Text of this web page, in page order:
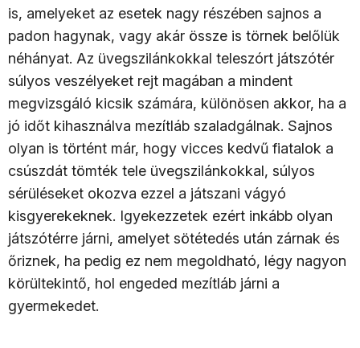
is, amelyeket az esetek nagy részében sajnos a
padon hagynak, vagy akár össze is törnek belőlük
néhányat. Az üvegszilánkokkal teleszórt játszótér
súlyos veszélyeket rejt magában a mindent
megvizsgáló kicsik számára, különösen akkor, ha a
jó időt kihasználva mezítláb szaladgálnak. Sajnos
olyan is történt már, hogy vicces kedvű fiatalok a
csúszdát tömték tele üvegszilánkokkal, súlyos
sérüléseket okozva ezzel a játszani vágyó
kisgyerekeknek. Igyekezzetek ezért inkább olyan
játszótérre járni, amelyet sötétedés után zárnak és
őriznek, ha pedig ez nem megoldható, légy nagyon
körültekintő, hol engeded mezítláb járni a
gyermekedet.